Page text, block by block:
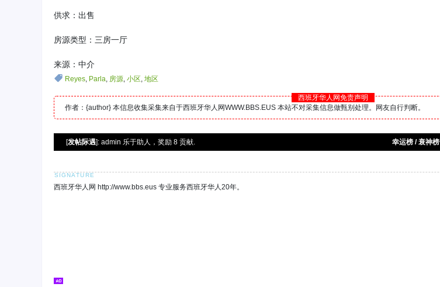
供求：出售
房源类型：三房一厅
来源：中介
Reyes, Parla, 房源, 小区, 地区
西班牙华人网免责声明
作者：{author} 本信息收集采集来自于西班牙华人网WWW.BBS.EUS 本站不对采集信息做甄别处理。网友自行判断。
[发帖际遇]: admin 乐于助人，奖励 8 贡献. 幸运榜 / 衰神榜
西班牙华人网 http://www.bbs.eus 专业服务西班牙华人20年。